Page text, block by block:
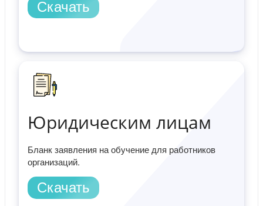
Скачать
Юридическим лицам
Бланк заявления на обучение для работников
организаций.
Скачать